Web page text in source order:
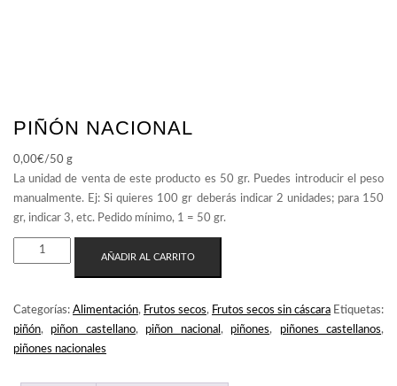
PIÑÓN NACIONAL
0,00€/50 g
PIÑÓN
NACIONAL
AÑADIR AL CARRITO
Categorías: Alimentación, Frutos secos, Frutos secos sin cáscara Etiquetas:
piñón, piñon castellano, piñon nacional , piñones, piñones castellanos,
piñones nacionales